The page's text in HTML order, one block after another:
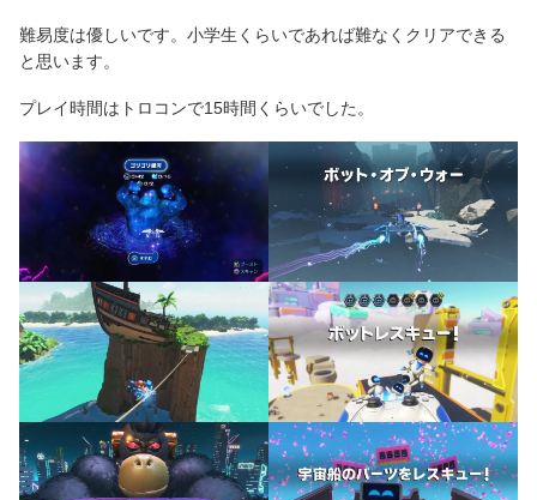
難易度は優しいです。小学生くらいであれば難なくクリアできる
と思います。
プレイ時間はトロコンで15時間くらいでした。